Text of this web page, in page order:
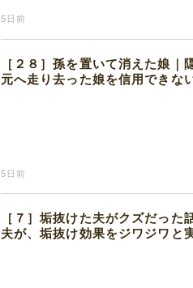
5日前
［２８］孫を置いて消えた娘
元へ走り去った娘を信用できな
5日前
［７］垢抜けた夫がクズだっ
夫が、垢抜け効果をジワジワと